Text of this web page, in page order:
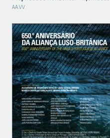
era:
31,90 €.
é:
28,70 €.
AA.VV.